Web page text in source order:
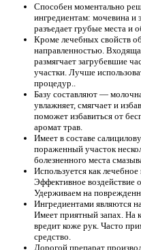
Способен моментально
ингредиентам: мочевина и
разъедает грубые места и
Кроме лечебных свойств
направленностью.
размягчает загрубевшие
участки. Лучше
процедур..
Базу составляют —
увлажняет, смягчает и
поможет избавиться от
аромат трав.
Имеет в составе
пораженный участок
болезненного места
Используется как
Эффективное воздействие
Удерживаем на
Ингредиентами являются
Имеет приятный запах. На
вредит коже рук. Часто
средство.
Дорогой препарат